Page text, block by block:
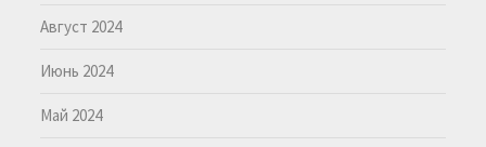
Август 2024
Июнь 2024
Май 2024